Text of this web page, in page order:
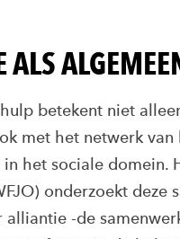
ALS
betekent niet
met het netwerk
in het sociale domein.
onderzoekt deze
alliantie -de